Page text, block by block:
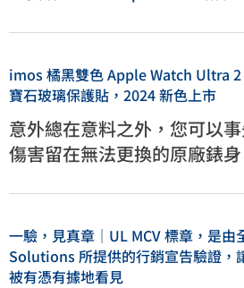
imos 橘黑雙色 Apple Watch Ultra
寶石玻璃保護貼，2024 新色上市
意外總在意料之外，您可以
傷害留在無法更換的原廠錶身
一驗，見真章｜UL MCV 標章，是由
Solutions 所提供的行銷宣告驗證，
被有憑有據地看見